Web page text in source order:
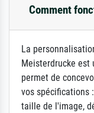
Comment
La
Meisterdrucke
permet de
vos spécifications
taille de l'image,